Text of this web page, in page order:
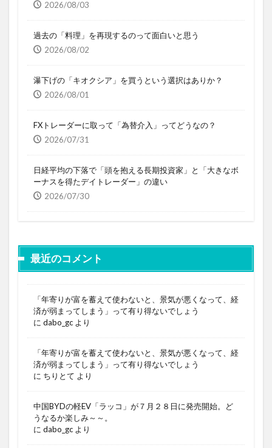
2026/08/03
過去の「料理」を再現するのって面白いと思う
2026/08/02
瀑下げの「キオクシア」を買うという選択はありか？
2026/08/01
FXトレーダーに取って「為替介入」ってどうなの？
2026/07/31
日経平均の下落で「頭を抱える長期投資家」と「大きなボ
ーナスを得たデイトレーダー」の違い
2026/07/30
最近のコメント
「年寄りが富を蓄えて使わないと、景気が悪くなって、経
済が弱まってしまう」って有り得ないでしょう
に dabo_gc より
「年寄りが富を蓄えて使わないと、景気が悪くなって、経
済が弱まってしまう」って有り得ないでしょう
に ちりとて より
中国BYDの軽EV「ラッコ」が７月２８日に発売開始。ど
うなるか楽しみ～～。
に dabo_gc より